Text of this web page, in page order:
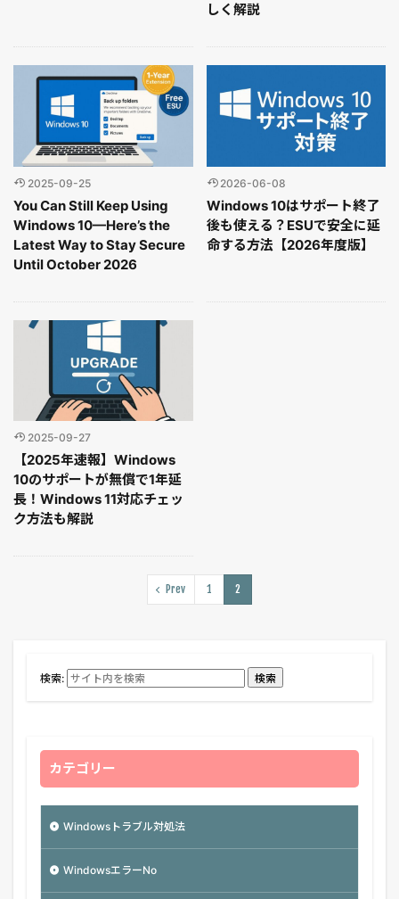
しく解説
2025-09-25
You Can Still Keep Using
Windows 10—Here’s the
Latest Way to Stay Secure
Until October 2026
2026-06-08
Windows 10はサポート終了
後も使える？ESUで安全に延
命する方法【2026年度版】
2025-09-27
【2025年速報】Windows
10のサポートが無償で1年延
長！Windows 11対応チェッ
ク方法も解説
Prev 1 2
検索: 検索
カテゴリー
Windowsトラブル対処法
WindowsエラーNo